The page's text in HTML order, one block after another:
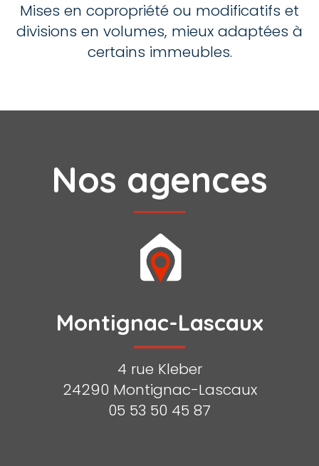
Mises en copropriété ou modificatifs et
divisions en volumes, mieux adaptées à
certains immeubles.
Nos agences
Montignac-Lascaux
4 rue Kleber
24290 Montignac-Lascaux
05 53 50 45 87